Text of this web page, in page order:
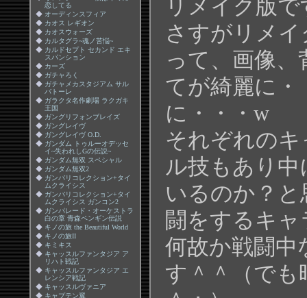
恋してる
◆ オーディンスフィア
◆ カオス レギオン
◆ カオスウォーズ
◆ カルタグラ~魂ノ苦悩~
◆ カルドセプト セカンド エキ
スパンション
◆ カーズ
◆ ガチャろく
◆ ガチャメカスタジアム サル
バトーレ
◆ ガラクタ名作劇場 ラクガキ
王国
◆ ガングリフォンブレイズ
◆ ガングレイヴ
◆ ガングレイヴ O.D.
◆ ガンダム トゥルーオデッセ
イ~失われしGの伝説~
◆ ガンダム無双 スペシャル
◆ ガンダム無双2
◆ ガンバリコレクション+タイ
ムクライシス
◆ ガンバリコレクション+タイ
ムクライシス ガンコン2
◆ ガンパレード・オーケストラ
白の章 青森ペンギン伝説
◆ キノの旅 the Beautiful World
◆ キノの旅II
◆ キミキス
◆ キャッスルファンタジア ア
リハト戦記
◆ キャッスルファンタジア エ
レンシア戦記
◆ キャッスルヴァニア
◆ キャプテン翼
リメイク版で
さすがリメ
って、画像
てが綺麗に・
に・・・w
それぞれの
ル技もあり
いるのか？
闘をするキ
何故か戦闘中
す＾＾（でも